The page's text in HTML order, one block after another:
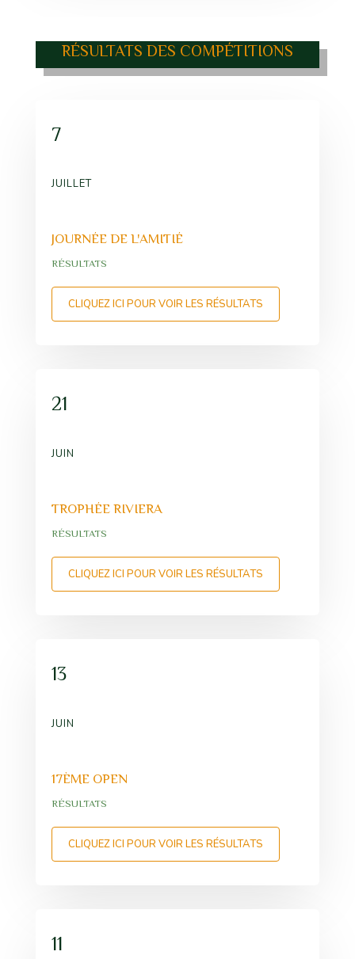
RÉSULTATS DES COMPÉTITIONS
7
JUILLET
JOURNÉE DE L'AMITIÉ
RÉSULTATS
CLIQUEZ ICI POUR VOIR LES RÉSULTATS
21
JUIN
TROPHÉE RIVIERA
RÉSULTATS
CLIQUEZ ICI POUR VOIR LES RÉSULTATS
13
JUIN
17ÈME OPEN
RÉSULTATS
CLIQUEZ ICI POUR VOIR LES RÉSULTATS
11